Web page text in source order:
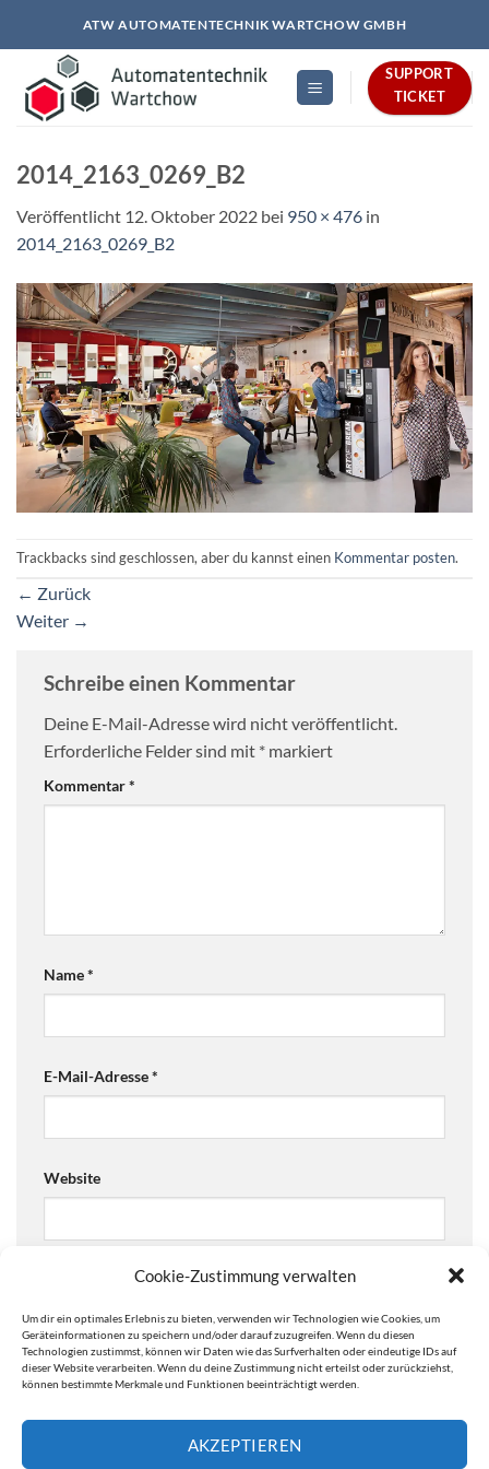
Cookie-Zustimmung verwalten
Um dir ein optimales Erlebnis zu bieten, verwenden wir Technologien wie Cookies, um
Geräteinformationen zu speichern und/oder darauf zuzugreifen. Wenn du diesen
Technologien zustimmst, können wir Daten wie das Surfverhalten oder eindeutige IDs auf
dieser Website verarbeiten. Wenn du deine Zustimmung nicht erteilst oder zurückziehst,
können bestimmte Merkmale und Funktionen beeinträchtigt werden.
AKZEPTIEREN
springen
ATW AUTOMATENTECHNIK WARTCHOW GMBH
SUPPORT
TICKET
2014_2163_0269_B2
Veröffentlicht 12. Oktober 2022 bei 950 × 476 in
2014_2163_0269_B2
Trackbacks sind geschlossen, aber du kannst einen Kommentar posten.
← Zurück
Weiter →
Schreibe einen Kommentar
Deine E-Mail-Adresse wird nicht veröffentlicht.
Erforderliche Felder sind mit * markiert
Kommentar*
Name*
E-Mail-Adresse*
Website
Ja, füge mich zu der Mailingliste hinzu!
Are you human? Please solve: